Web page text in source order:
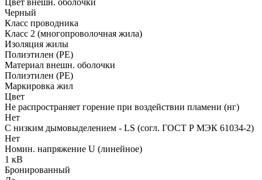
Черный
Класс проводника
Класс 2 (многопроволочная жила)
Изоляция жилы
Полиэтилен (PE)
Материал внешн. оболочки
Полиэтилен (PE)
Маркировка жил
Цвет
Не распространяет горение при воздействии пламени (нг)
Нет
С низким дымовыделением - LS (согл. ГОСТ Р МЭК 61034-2)
Нет
Номин. напряжение U (линейное)
1 кВ
Бронированный